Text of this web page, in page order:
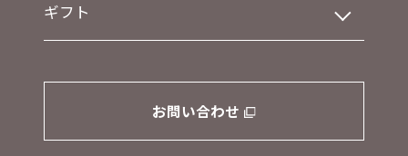
ギフト
お問い合わせ